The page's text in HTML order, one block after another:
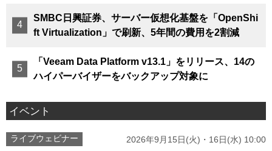
SMBC日興証券、サーバー仮想化基盤を「OpenShi
ft Virtualization」で刷新、5年間の費用を2割減
「Veeam Data Platform v13.1」をリリース、14の
ハイパーバイザーをバックアップ対象に
イベント
ライブウェビナー 2026年9月15日(火)・16日(水) 10:00